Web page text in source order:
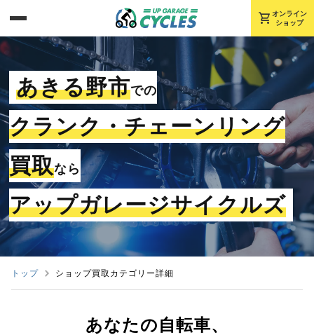
shopping_cart オンライン
ショップ
あきる野市での
クランク・チェーンリング
買取なら
アップガレージサイクルズ
トップ ショップ買取カテゴリー詳細
あなたの自転車、